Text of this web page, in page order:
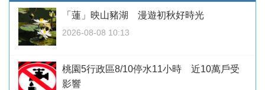
「蓮」映山豬湖 漫遊初秋好時光
2026-08-08 10:13
桃園5行政區8/10停水11小時 近10萬戶受
影響